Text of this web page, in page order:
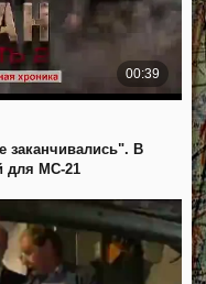
заканчивались". В
для МС-21